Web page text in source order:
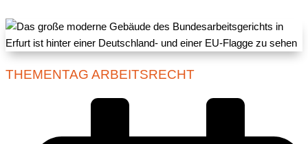
THEMENTAG ARBEITSRECHT